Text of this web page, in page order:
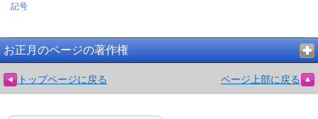
記号
お正月のページの著作権
トップページに戻る ページ上部に戻る